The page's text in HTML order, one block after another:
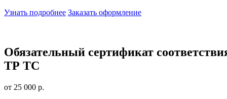
Узнать подробнее Заказать оформление
Обязательный сертификат
ТР ТС
от 25 000 р.